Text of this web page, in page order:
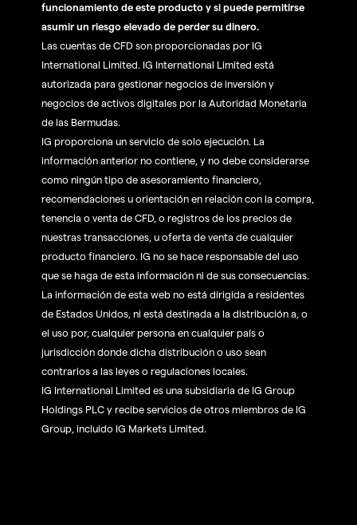
funcionamiento de este producto y si puede permitirse
asumir un riesgo elevado de perder su dinero.
Las cuentas de CFD son proporcionadas por IG
International Limited. IG International Limited está
autorizada para gestionar negocios de inversión y
negocios de activos digitales por la Autoridad Monetaria
de las Bermudas.
IG proporciona un servicio de solo ejecución. La
información anterior no contiene, y no debe considerarse
como ningún tipo de asesoramiento financiero,
recomendaciones u orientación en relación con la compra,
tenencia o venta de CFD, o registros de los precios de
nuestras transacciones, u oferta de venta de cualquier
producto financiero. IG no se hace responsable del uso
que se haga de esta información ni de sus consecuencias.
La información de esta web no está dirigida a residentes
de Estados Unidos, ni está destinada a la distribución a, o
el uso por, cualquier persona en cualquier país o
jurisdicción donde dicha distribución o uso sean
contrarios a las leyes o regulaciones locales.
IG International Limited es una subsidiaria de IG Group
Holdings PLC y recibe servicios de otros miembros de IG
Group, incluido IG Markets Limited.